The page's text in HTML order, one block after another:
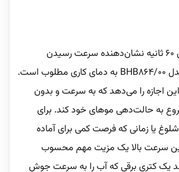
مدت زمان گرمایش 60 ثانیه نشان‌دهنده سرعت رسیدن
دستگاه فیلیپس مدل BHB864/00 به دمای کاری مطلوب است.
این اجازه را می‌دهد که به سرعت و بدون
به حالت‌دهی موهای خود کند. برای
یا زمانی که فرصت کمی برای آماده
سرعت بالا یک مزیت مهم محسوب
یک کتری برقی که آب را به سرعت جوش